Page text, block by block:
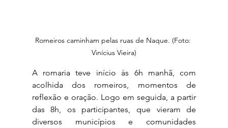
Romeiros caminham pelas ruas de Naque. (Foto:
Vinícius Vieira)
A romaria teve início às 6h manhã, com
acolhida dos romeiros, momentos de
reflexão e oração. Logo em seguida, a partir
das 8h, os participantes, que vieram de
diversos municípios e comunidades